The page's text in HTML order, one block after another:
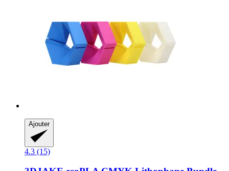
Ajouter
4.3 (15)